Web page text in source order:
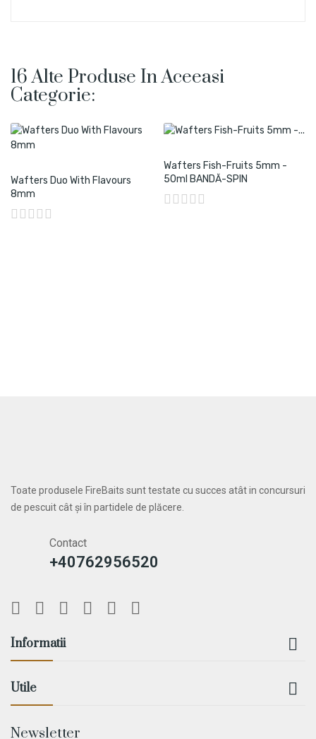
16 Alte Produse In Aceeasi
Categorie:
Wafters Duo With Flavours
8mm
Wafters Fish-Fruits 5mm -
50ml BANDĂ-SPIN
Toate produsele FireBaits sunt testate cu succes atât in concursuri
de pescuit cât și în partidele de plăcere.
Contact
+40762956520
Informatii 
Utile 
Newsletter